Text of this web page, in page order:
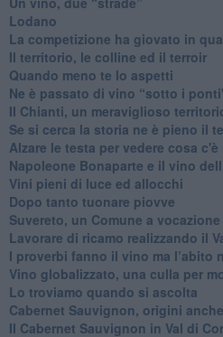
Lodano
​La competizione ha giovato in
Il territorio, le colline ed il terroir
Quando meno te lo aspetti
​Ne è passato di vino “sotto i
​Il Chianti, un meraviglioso
​Se si cerca la storia ne è pieno il
Alzare le testa per vedere cosa
​Napoleone Bonaparte e il vino
Vini pieni di luce ed allocchi
Dopo tanto tuonare piovve
Suvereto, un Comune a
Lavorare di ricamo realizzando il
​I proverbi fanno il vino ma l’abito
Vino globalizzato, una culla per
Lo troviamo quando si ascolta
Cabernet Sauvignon, origini
Il Cabernet Sauvignon in Val di